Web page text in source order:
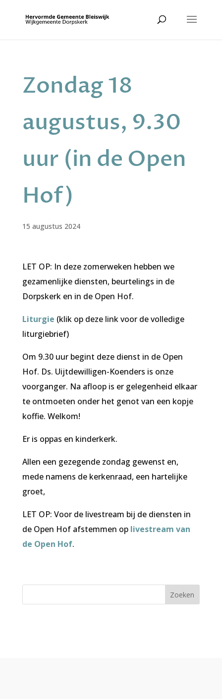
Zondag 18
augustus, 9.30
uur (in de Open
Hof)
15 augustus 2024
LET OP: In deze zomerweken hebben we
gezamenlijke diensten, beurtelings in de
Dorpskerk en in de Open Hof.
Liturgie (klik op deze link voor de volledige
liturgiebrief)
Om 9.30 uur begint deze dienst in de Open
Hof. Ds. Uijtdewilligen-Koenders is onze
voorganger. Na afloop is er gelegenheid elkaar
te ontmoeten onder het genot van een kopje
koffie. Welkom!
Er is oppas en kinderkerk.
Allen een gezegende zondag gewenst en,
mede namens de kerkenraad, een hartelijke
groet,
LET OP: Voor de livestream bij de diensten in
de Open Hof afstemmen op livestream van
de Open Hof.